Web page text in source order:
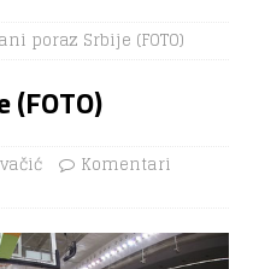
poraz Srbije (FOTO)
(FOTO)
Komentari